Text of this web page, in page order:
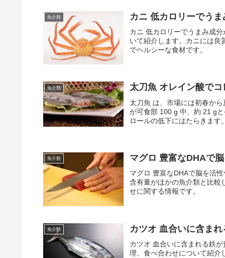
魚介類 カニ 低カロリーでう
カニ 低カロリーでうまみ成
いて紹介します。カニには良
でヘルシーな食材です。
魚介類 太刀魚 オレイン酸で
太刀魚 は、市場には初春か
が可食部 100 g 中、約 21 g
ロールの低下にはたらきます
魚介類 マグロ 豊富なDHAで
マグロ 豊富なDHAで脳を活
含有量がほかの魚介類と比較
せに関する情報です。
魚介類 カツオ 血合いに含ま
カツオ 血合いに含まれる鉄
理、食べ合わせについて紹介